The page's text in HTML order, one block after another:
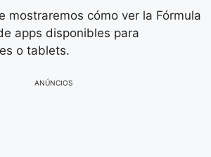
mostraremos cómo ver la Fórmula
apps disponibles para
o tablets.
ANÚNCIOS